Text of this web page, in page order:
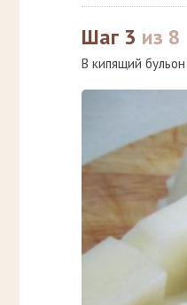
Шаг 3 из 8
В кипящий